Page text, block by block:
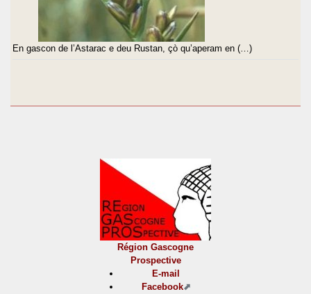
En gascon de l’Astarac e deu Rustan, çò qu’aperam en (…)
Région Gascogne
Prospective
E-mail
Facebook